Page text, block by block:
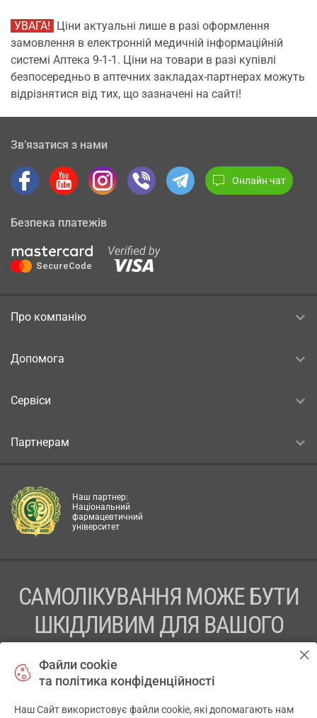
УВАГА! Ціни актуальні лише в разі оформлення
замовлення в електронній медичній інформаційній
системі Аптека 9-1-1. Ціни на товари в разі купівлі
безпосередньо в аптечних закладах-партнерах можуть
відрізнятися від тих, що зазначені на сайті!
Зв’язатися з нами
Онлайн чат
Безпека платежів
Про компанію
Допомога
Сервіси
Партнерам
Наш партнер:
Національний
фармацевтичний
університет
САМОЛІКУВАННЯ МОЖЕ БУТИ
ШКІДЛИВИМ ДЛЯ ВАШОГО
ПЕРЕД ЗАСТОСУВАННЯМ ПРЕПАРАТУ ПРОКОНСУЛЬТУЙТЕСЬ
Файли cookie
та політика конфіденційності
Наш Сайт використовує файли cookie, які допомагають нам